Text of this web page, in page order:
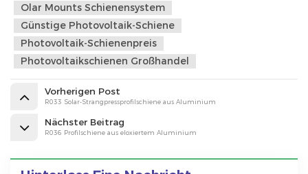
Olar Mounts Schienensystem
Günstige Photovoltaik-Schiene
Photovoltaik-Schienenpreis
Photovoltaikschienen Großhandel
Vorherigen Post
R033 Solar-Strangpressprofilschiene aus Aluminium
Nächster Beitrag
R036 Profilschiene aus eloxiertem Aluminium